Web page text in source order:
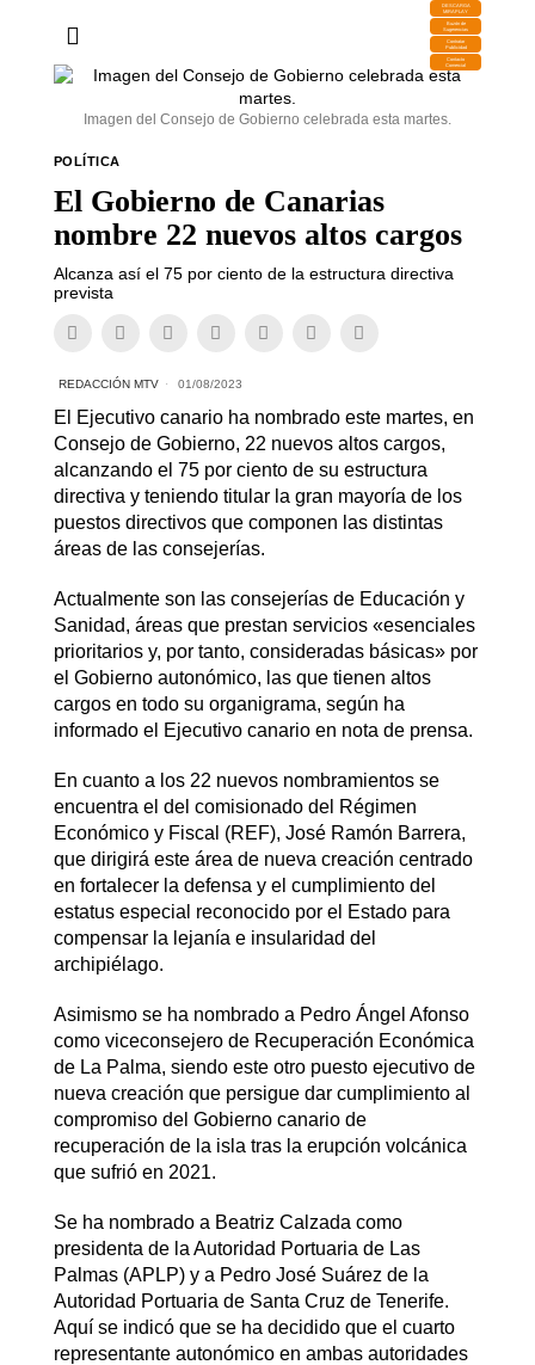
DESCARGA
MIRAPLAY
Buzón de
Sugerencias
Contratar
Publicidad
Contacto
Comercial
Imagen del Consejo de Gobierno celebrada esta martes.
POLÍTICA
El Gobierno de Canarias
nombre 22 nuevos altos cargos
Alcanza así el 75 por ciento de la estructura directiva
prevista
REDACCIÓN MTV 01/08/2023
El Ejecutivo canario ha nombrado este martes, en
Consejo de Gobierno, 22 nuevos altos cargos,
alcanzando el 75 por ciento de su estructura
directiva y teniendo titular la gran mayoría de los
puestos directivos que componen las distintas
áreas de las consejerías.
Actualmente son las consejerías de Educación y
Sanidad, áreas que prestan servicios «esenciales
prioritarios y, por tanto, consideradas básicas» por
el Gobierno autonómico, las que tienen altos
cargos en todo su organigrama, según ha
informado el Ejecutivo canario en nota de prensa.
En cuanto a los 22 nuevos nombramientos se
encuentra el del comisionado del Régimen
Económico y Fiscal (REF), José Ramón Barrera,
que dirigirá este área de nueva creación centrado
en fortalecer la defensa y el cumplimiento del
estatus especial reconocido por el Estado para
compensar la lejanía e insularidad del
archipiélago.
Asimismo se ha nombrado a Pedro Ángel Afonso
como viceconsejero de Recuperación Económica
de La Palma, siendo este otro puesto ejecutivo de
nueva creación que persigue dar cumplimiento al
compromiso del Gobierno canario de
recuperación de la isla tras la erupción volcánica
que sufrió en 2021.
Se ha nombrado a Beatriz Calzada como
presidenta de la Autoridad Portuaria de Las
Palmas (APLP) y a Pedro José Suárez de la
Autoridad Portuaria de Santa Cruz de Tenerife.
Aquí se indicó que se ha decidido que el cuarto
representante autonómico en ambas autoridades